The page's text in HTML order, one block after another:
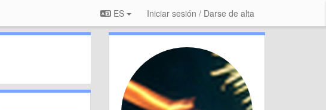
ES Iniciar sesión / Darse de alta